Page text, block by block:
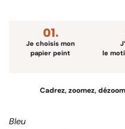
01.
Je choisis mon
papier peint
le
Cadrez, zoomez,
Bleu